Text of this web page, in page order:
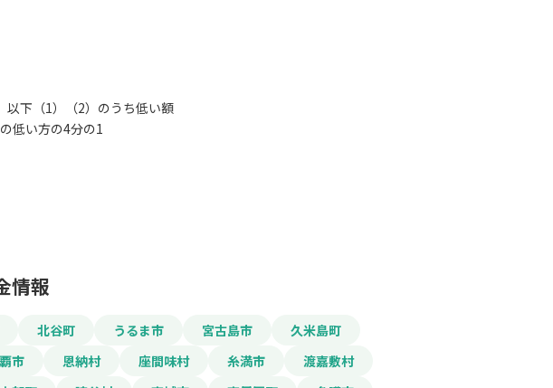
以下（1）（2）のうち低い額
低い方の4分の1
情報
北谷町 うるま市 宮古島市
久米島町
市 恩納村 座間味村 糸満市
渡嘉敷村
この補助金の情報をPDFダウンロード
会社名